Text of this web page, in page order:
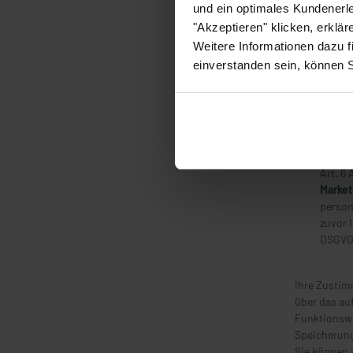
und ein optimales
"Akzeptieren" klicken,
Weitere Informationen dazu
einverstanden sein, können
nach
Art. 6
zuvor
Ihre
über das